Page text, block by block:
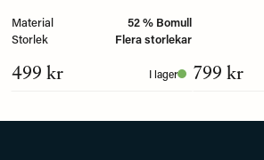
Material
52 % Bomull
Storlek
Flera storlekar
499 kr I lager 799 kr